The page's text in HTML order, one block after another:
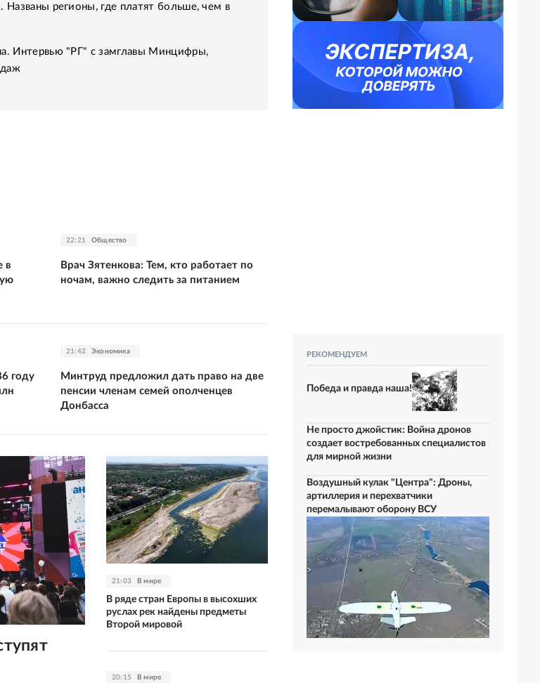
Названы регионы, где платят больше, чем в
Интервью "РГ" с замглавы Минцифры,
в
22:21 Общество
Врач Зятенкова: Тем, кто работает по
ночам, важно следить за питанием
году
21:42 Экономика
Минтруд предложил дать право на две
пенсии членам семей ополченцев
Донбасса
21:03 В мире
В ряде стран Европы в высохших
руслах рек найдены предметы
Второй мировой
20:15 В мире
РЕКОМЕНДУЕМ
Победа и правда наша!
Не просто джойстик: Война дронов
создает востребованных специалистов
для мирной жизни
Воздушный кулак "Центра": Дроны,
артиллерия и перехватчики
перемалывают оборону ВСУ